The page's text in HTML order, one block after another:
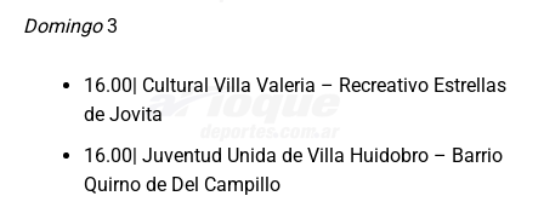
Domingo3
16.00| Cultural Villa Valeria – Recreativo Estrellas
de Jovita
16.00| Juventud Unida de Villa Huidobro – Barrio
Quirno de Del Campillo